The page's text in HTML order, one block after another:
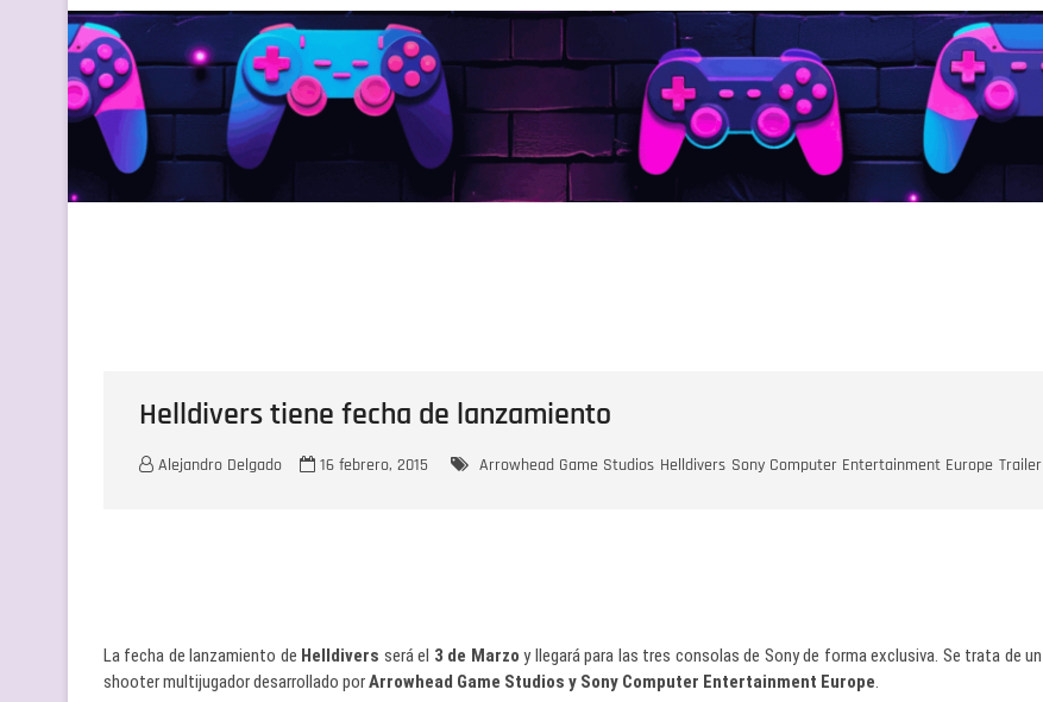
Helldivers tiene fecha de lanzamiento
Alejandro Delgado 16 febrero, 2015 Arrowhead Game Studios Helldivers Sony Computer Entertainment Europe Trailer
La fecha de lanzamiento de Helldivers será el 3 de Marzo y llegará para las tres consolas de Sony de forma exclusiva. Se trata de un
shooter multijugador desarrollado porArrowhead Game Studios y Sony Computer Entertainment Europe.